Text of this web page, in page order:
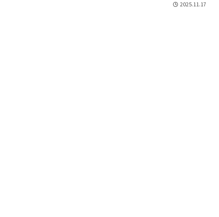
2025.11.17